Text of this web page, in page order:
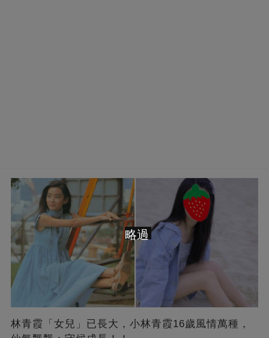
林青霞「女兒」已長大，小林青霞16歲風情萬種，
略過